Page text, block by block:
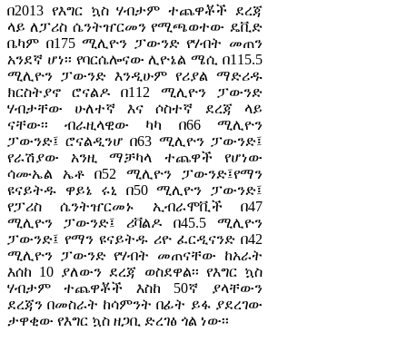
በ2013 የእግር ኳስ ሃብታም ተጨዋቾች ደረጃ
ላይ ለፓሪስ ሴንትዠርመን የሚጫወተው ዴቪድ
ቤካም በ175 ሚሊዮን ፓውንድ የሃብት መጠን
አንደኛ ሆነ፡፡ የባርሴሎናው ሊዮኔል ሜሲ በ115.5
ሚሊዮን ፓውንድ እንዲሁም የሪያል ማድሪዱ
ክርስትያኖ ሮናልዶ በ112 ሚሊዮን ፓውንድ
ሃብታቸው ሁለተኛ እና ሶስተኛ ደረጃ ላይ
ናቸው፡፡ ብራዚላዊው ካካ በ66 ሚሊዮን
ፓውንድ፤ ሮናልዲንሆ በ63 ሚሊዮን ፓውንድ፤
የራሽያው አንዚ ማቻካላ ተጨዋች የሆነው
ሳሙኤል ኤቶ በ52 ሚሊዮን ፓውንድ፤የማን
ዩናይትዱ ዋይኔ ሩኒ በ50 ሚሊዮን ፓውንድ፤
የፓሪስ ሴንትዠርመኑ ኢብራሞቪች በ47
ሚሊዮን ፓውንድ፤ ሪቫልዶ በ45.5 ሚሊዮን
ፓውንድ፤ የማን ዩናይትዱ ሪዮ ፈርዲናንድ በ42
ሚሊዮን ፓውንድ የሃብት መጠናቸው ከአራት
እሰከ 10 ያለውን ደረጃ ወስደዋል፡፡ የእግር ኳስ
ሃብታም ተጨዋቾች እስከ 50ኛ ያላቸውን
ደረጃን በመስራት ከሳምንት በፊት ይፋ ያደረገው
ታዋቂው የእግር ኳስ ዘጋቢ ድረገፅ ጎል ነው፡፡